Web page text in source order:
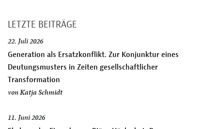
LETZTE BEITRÄGE
22. Juli 2026
Generation als Ersatzkonflikt. Zur Konjunktur eines
Deutungsmusters in Zeiten gesellschaftlicher
Transformation
vonKatja Schmidt
11. Juni 2026